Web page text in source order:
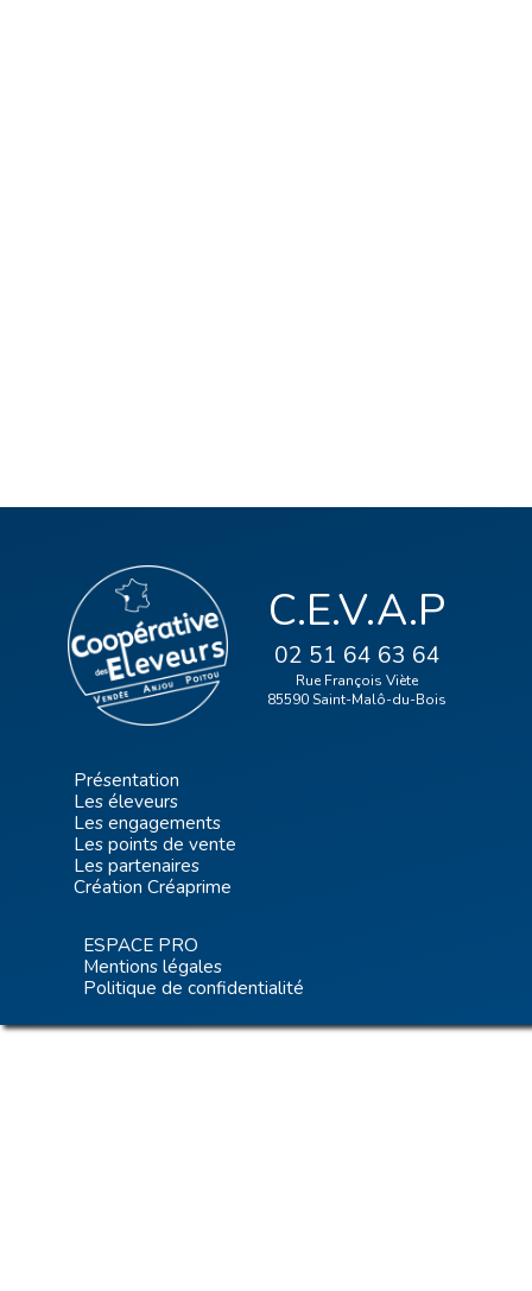
C.E.V.A.P
02 51 64 63 64
Rue François Viète
85590 Saint-Malô-du-Bois
Présentation
Les éleveurs
Les engagements
Les points de vente
Les partenaires
Création Créaprime
ESPACE PRO
Mentions légales
Politique de confidentialité